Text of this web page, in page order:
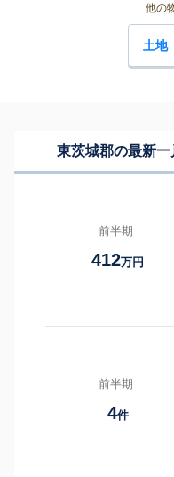
他の
土地
東茨城郡の最新
前半期
412万円
前半期
4件